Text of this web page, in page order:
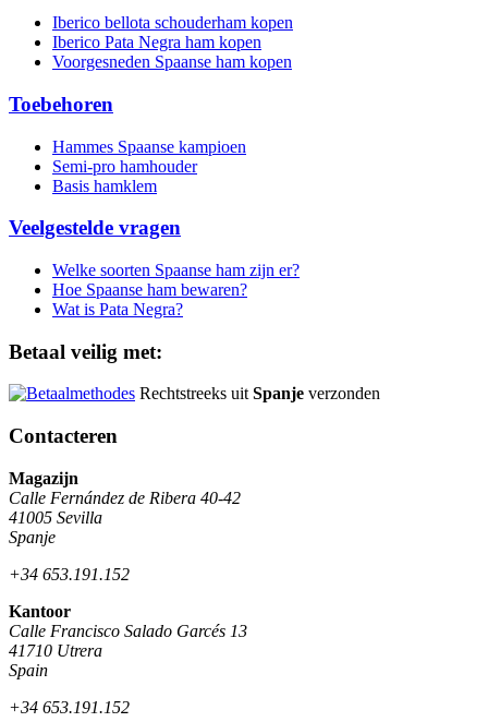
Iberico bellota schouderham kopen
Iberico Pata Negra ham kopen
Voorgesneden Spaanse ham kopen
Toebehoren
Hammes Spaanse kampioen
Semi-pro hamhouder
Basis hamklem
Veelgestelde vragen
Welke soorten Spaanse ham zijn er?
Hoe Spaanse ham bewaren?
Wat is Pata Negra?
Betaal veilig met:
Rechtstreeks uitSpanje verzonden
Contacteren
Magazijn
Calle Fernández de Ribera 40-42
41005 Sevilla
Spanje
+34 653.191.152
Kantoor
Calle Francisco Salado Garcés 13
41710 Utrera
Spain
+34 653.191.152